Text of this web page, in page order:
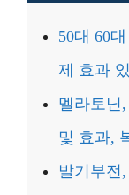
50대 60
제 효과
멜라토닌
및 효과,
발기부전